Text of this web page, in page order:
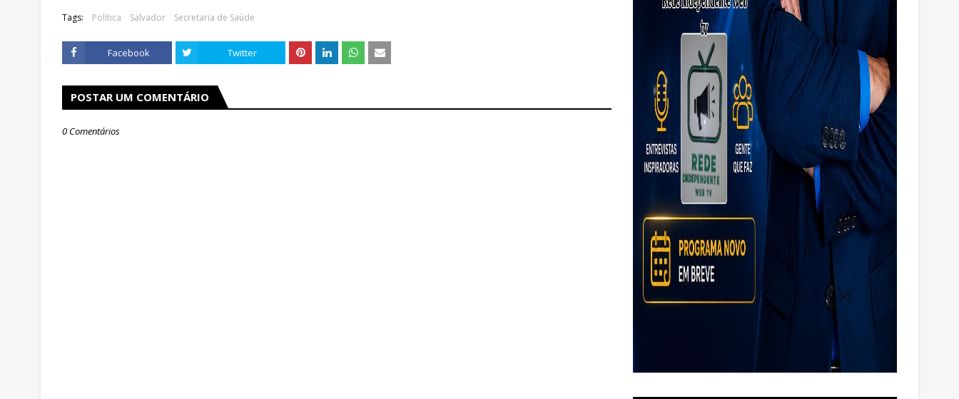
Tags: Política Salvador Secretaria de Saúde
Facebook Twitter
POSTAR UM COMENTÁRIO
0 Comentários